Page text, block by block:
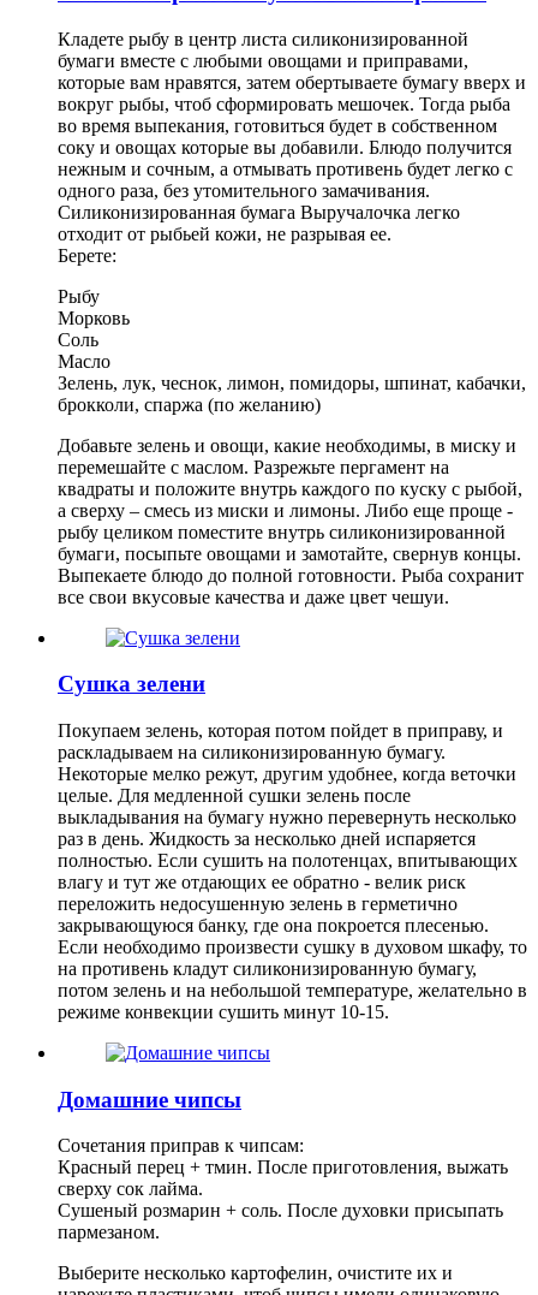
Кладете рыбу в центр листа силиконизированной
бумаги вместе с любыми овощами и приправами,
которые вам нравятся, затем обертываете бумагу вверх и
вокруг рыбы, чтоб сформировать мешочек. Тогда рыба
во время выпекания, готовиться будет в собственном
соку и овощах которые вы добавили. Блюдо получится
нежным и сочным, а отмывать противень будет легко с
одного раза, без утомительного замачивания.
Силиконизированная бумага Выручалочка легко
отходит от рыбьей кожи, не разрывая ее.
Берете:
Рыбу
Морковь
Соль
Масло
Зелень, лук, чеснок, лимон, помидоры, шпинат, кабачки,
брокколи, спаржа (по желанию)
Добавьте зелень и овощи, какие необходимы, в миску и
перемешайте с маслом. Разрежьте пергамент на
квадраты и положите внутрь каждого по куску с рыбой,
а сверху – смесь из миски и лимоны. Либо еще проще -
рыбу целиком поместите внутрь силиконизированной
бумаги, посыпьте овощами и замотайте, свернув концы.
Выпекаете блюдо до полной готовности. Рыба сохранит
все свои вкусовые качества и даже цвет чешуи.
Сушка зелени
Покупаем зелень, которая потом пойдет в приправу, и
раскладываем на силиконизированную бумагу.
Некоторые мелко режут, другим удобнее, когда веточки
целые. Для медленной сушки зелень после
выкладывания на бумагу нужно перевернуть несколько
раз в день. Жидкость за несколько дней испаряется
полностью. Если сушить на полотенцах, впитывающих
влагу и тут же отдающих ее обратно - велик риск
переложить недосушенную зелень в герметично
закрывающуюся банку, где она покроется плесенью.
Если необходимо произвести сушку в духовом шкафу, то
на противень кладут силиконизированную бумагу,
потом зелень и на небольшой температуре, желательно в
режиме конвекции сушить минут 10-15.
Домашние чипсы
Сочетания приправ к чипсам:
Красный перец + тмин. После приготовления, выжать
сверху сок лайма.
Сушеный розмарин + соль. После духовки присыпать
пармезаном.
Выберите несколько картофелин, очистите их и